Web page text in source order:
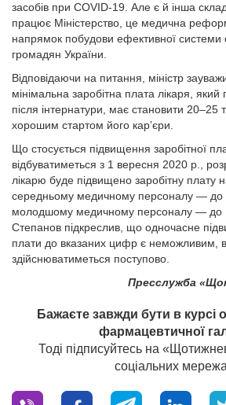
засобів при COVID-19. Але є й інша
працює Міністерство, це медична
напрямок побудови ефективної системи
громадян України.
Відповідаючи на питання, міністр
мінімальна заробітна плата лікаря,
після інтернатури, має становити 20–25
хорошим стартом його кар’єри.
Що стосується підвищення заробітної
відбуватиметься з 1 вересня 2020 р.,
лікарю буде підвищено заробітну плату
середньому медичному персоналу — до
молодшому медичному персоналу — до
Степанов підкреслив, що одночасне
плати до вказаних цифр є неможливим,
здійснюватиметься поступово.
Пресслужба
Бажаєте завжди бути в курсі
фармацевтичної
Тоді підписуйтесь на
соціальних